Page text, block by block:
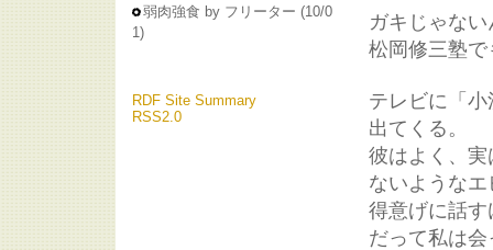
弱肉強食 by フリーター (10/0
1)
RDF Site Summary
RSS2.0
ガキじゃな
松岡修三塾
テレビに「
出てくる。
彼はよく、
ないような
得意げに話
だって私は